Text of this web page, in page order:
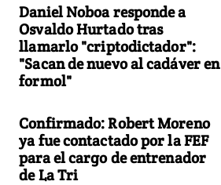
Daniel Noboa responde a
Osvaldo Hurtado tras
llamarlo "criptodictador":
"Sacan de nuevo al cadáver en
formol"
Confirmado: Robert Moreno
ya fue contactado por la FEF
para el cargo de entrenador
de La Tri